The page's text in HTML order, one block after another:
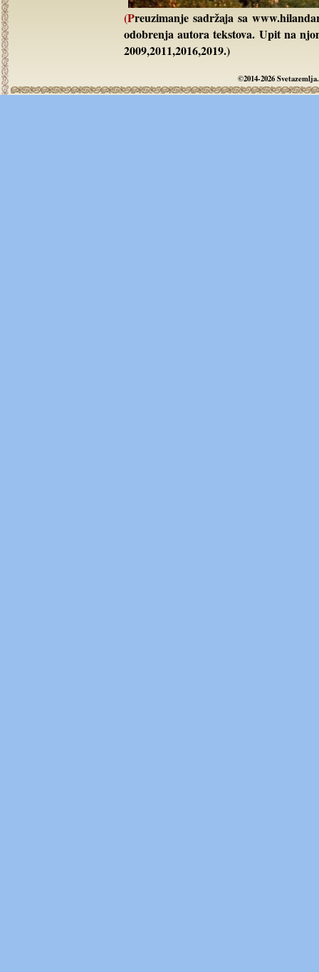
(Preuzimanje sadržaja sa www.hilandar.info u komercijalne svrhe nije dozvoljeno bez pisanog
odobrenja autora tekstova. Upit na
2009,2011,2016,2019.)
©2014-2026